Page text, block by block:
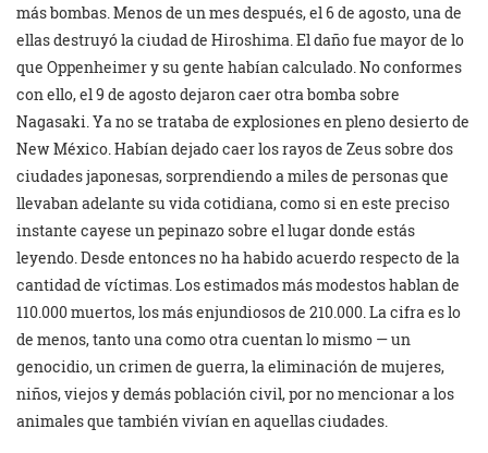
más bombas. Menos de un mes después, el 6 de agosto, una de
ellas destruyó la ciudad de Hiroshima. El daño fue mayor de lo
que Oppenheimer y su gente habían calculado. No conformes
con ello, el 9 de agosto dejaron caer otra bomba sobre
Nagasaki. Ya no se trataba de explosiones en pleno desierto de
New México. Habían dejado caer los rayos de Zeus sobre dos
ciudades japonesas, sorprendiendo a miles de personas que
llevaban adelante su vida cotidiana, como si en este preciso
instante cayese un pepinazo sobre el lugar donde estás
leyendo. Desde entonces no ha habido acuerdo respecto de la
cantidad de víctimas. Los estimados más modestos hablan de
110.000 muertos, los más enjundiosos de 210.000. La cifra es lo
de menos, tanto una como otra cuentan lo mismo — un
genocidio, un crimen de guerra, la eliminación de mujeres,
niños, viejos y demás población civil, por no mencionar a los
animales que también vivían en aquellas ciudades.